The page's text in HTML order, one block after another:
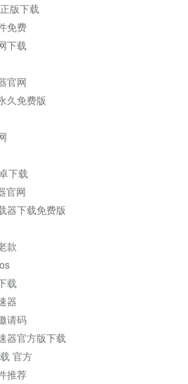
版下载
免费
下载
官网
久免费版
下载
官网
器下载免费版
款
载
器
请码
器官方版下载
官方
推荐